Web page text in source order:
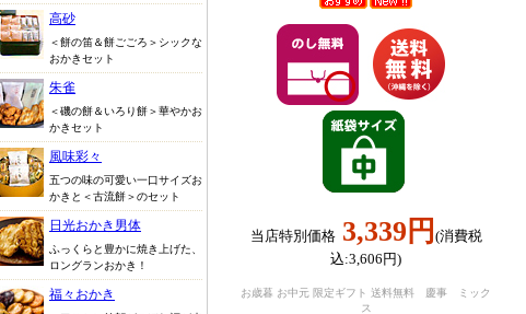
高砂
＜餅の笛＆餅ごごろ＞シックな
おかきセット
朱雀
＜磯の餅＆いろり餅＞華やかお
かきセット
風味彩々
五つの味の可愛い一口サイズお
かきと＜古流餅＞のセット
日光おかき男体
ふっくらと豊かに焼き上げた、
ロングランおかき！
福々おかき
当店特別価格 3,339円(消費税
込:3,606円)
お歳暮 お中元 限定ギフト 送料無料 慶事 ミック
ス